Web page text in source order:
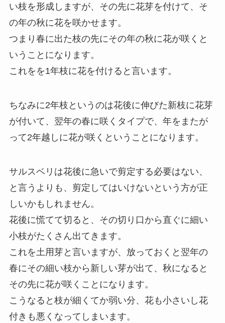
い枝を形成しますが、その先に花芽を付けて、そ
の年の秋に花を咲かせます。
つまり春に出た枝の先にその年の秋に花が咲くと
いうことになります。
これをを1年枝に花を付けると言います。
ちなみに2年枝というのは花後に伸びた新枝に花芽
が付いて、翌年の春に咲くタイプで、年をまたが
って2年越しに花が咲くということになります。
サルスベリは花後に急いで剪定する必要はない、
と言うよりも、剪定してはいけないという方が正
しいかもしれません。
花後に慌てて切ると、その切り口から直ぐに細い
小枝がたくさん出てきます。
これを土用芽と言いますが、放っておくと翌年の
春にその細い枝から新しい芽が出て、秋になると
その先に花が咲くことになります。
こうなると枝が細くてか弱い分、花も小さいし花
付きも悪くなってしまいます。